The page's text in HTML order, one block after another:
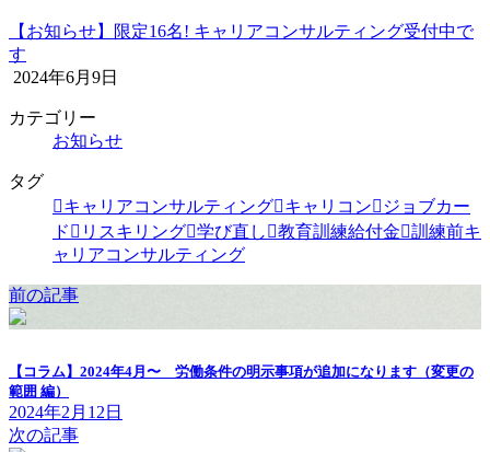
【お知らせ】限定16名! キャリアコンサルティング受付中で
す
2024年6月9日
カテゴリー
お知らせ
タグ
キャリアコンサルティング
キャリコン
ジョブカー
ド
リスキリング 学び直し 教育訓練給付金
訓練前キ
ャリアコンサルティング
前の記事
【コラム】2024年4月〜 労働条件の明示事項が追加になります（変更の
範囲 編）
2024年2月12日
次の記事